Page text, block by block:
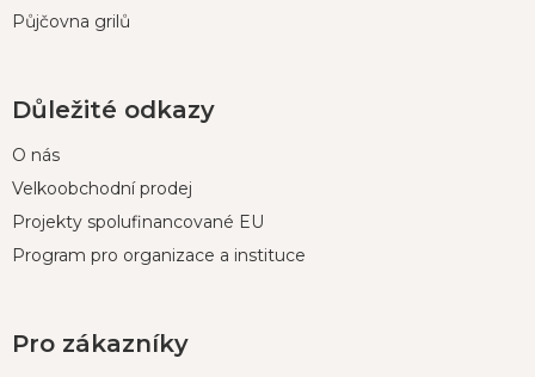
Půjčovna grilů
Důležité odkazy
O nás
Velkoobchodní prodej
Projekty spolufinancované EU
Program pro organizace a instituce
Pro zákazníky